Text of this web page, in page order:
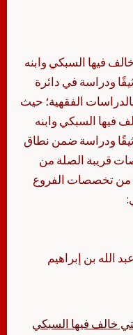
فيها السبكي وابنه
ودراسة في دائرة
الفقهية؛ حيث
فيها السبكي وابنه
ودراسة ضمن نطاق
قريبة الصلة من
من تخصصات الفروع
الله بن إبراهيم
خالف فيها السبكي